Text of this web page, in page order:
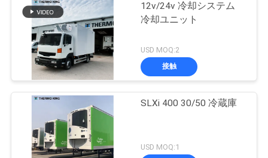
12v/24v 冷却システム
冷却ユニット
USD MOQ:2
接触
SLXi 400 30/50 冷蔵庫
USD MOQ:1